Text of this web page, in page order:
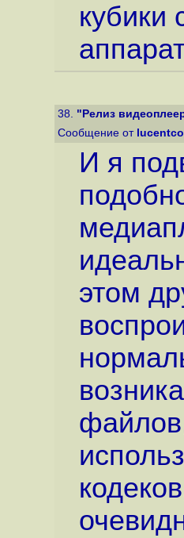
кубики
38. "Релиз
Сообщение от
И я
этом